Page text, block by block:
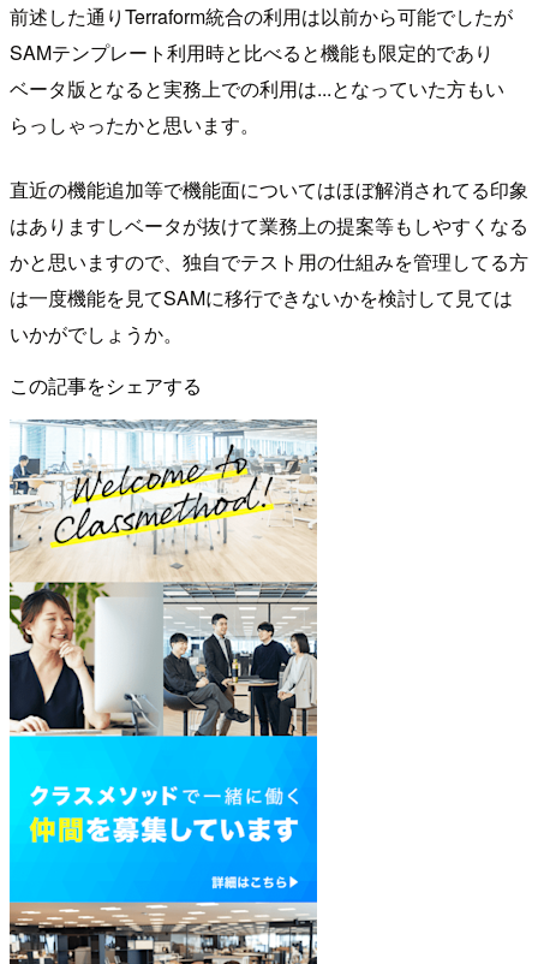
前述した通りTerraform統合の利用は以前から可能でしたが
SAMテンプレート利用時と比べると機能も限定的であり
ベータ版となると実務上での利用は...となっていた方もい
らっしゃったかと思います。
直近の機能追加等で機能面についてはほぼ解消されてる印象
はありますしベータが抜けて業務上の提案等もしやすくなる
かと思いますので、独自でテスト用の仕組みを管理してる方
は一度機能を見てSAMに移行できないかを検討して見ては
いかがでしょうか。
この記事をシェアする